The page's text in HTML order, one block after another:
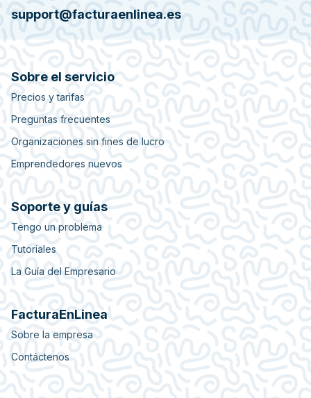
support@facturaenlinea.es
Sobre el servicio
Precios y tarifas
Preguntas frecuentes
Organizaciones sin fines de lucro
Emprendedores nuevos
Soporte y guías
Tengo un problema
Tutoriales
La Guía del Empresario
FacturaEnLinea
Sobre la empresa
Contáctenos